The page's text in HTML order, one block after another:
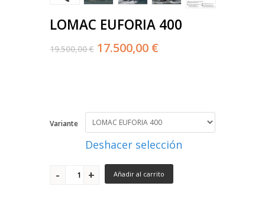
LOMAC EUFORIA 400
19.500,00 € 17.500,00 €
Variante
Deshacer selección
Añadir al carrito